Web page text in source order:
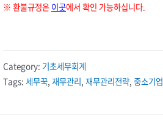
※ 환불규정은 이곳에서 확인 가능하십니다.
Category: 기초세무회계
Tags: 세무꾹, 재무관리, 재무관리전략, 중소기업